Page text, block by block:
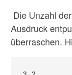
Die Unzahl
Ausdruck
überraschen.